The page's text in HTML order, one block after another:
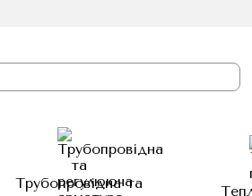
Трубопровідна та